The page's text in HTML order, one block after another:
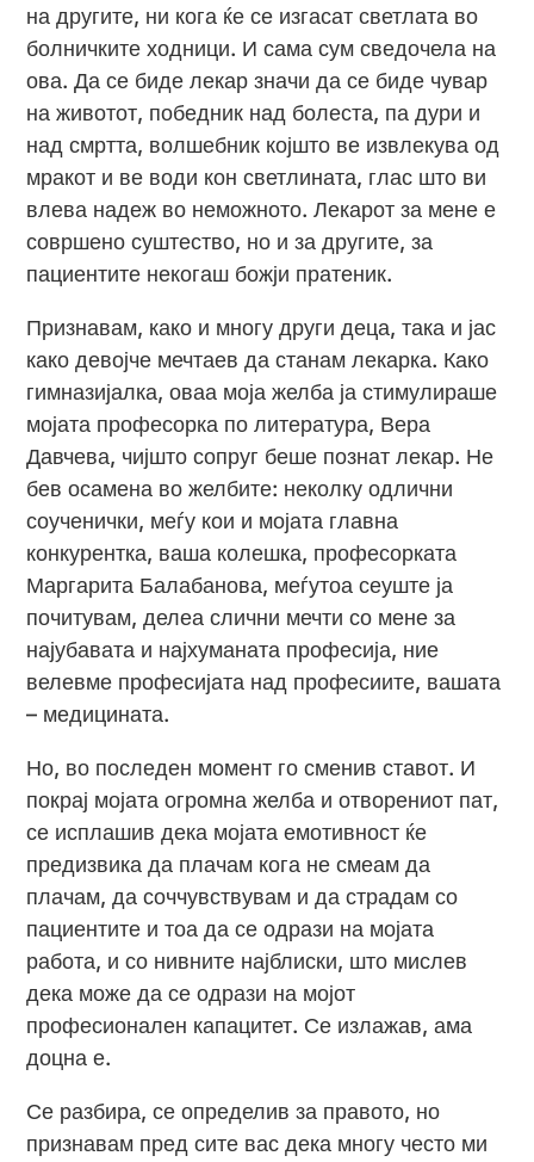
на другите, ни кога ќе се изгасат светлата во
болничките ходници. И сама сум сведочела на
ова. Да се биде лекар значи да се биде чувар
на животот, победник над болеста, па дури и
над смртта, волшебник којшто ве извлекува од
мракот и ве води кон светлината, глас што ви
влева надеж во неможното. Лекарот за мене е
совршено суштество, но и за другите, за
пациентите некогаш божји пратеник.
Признавам, како и многу други деца, така и јас
како девојче мечтаев да станам лекарка. Како
гимназијалка, оваа моја желба ја стимулираше
мојата професорка по литература, Вера
Давчева, чијшто сопруг беше познат лекар. Не
бев осамена во желбите: неколку одлични
соученички, меѓу кои и мојата главна
конкурентка, ваша колешка, професорката
Маргарита Балабанова, меѓутоа сеуште ја
почитувам, делеа слични мечти со мене за
најубавата и најхуманата професија, ние
велевме професијата над професиите, вашата
– медицината.
Но, во последен момент го сменив ставот. И
покрај мојата огромна желба и отворениот пат,
се исплашив дека мојата емотивност ќе
предизвика да плачам кога не смеам да
плачам, да соччувствувам и да страдам со
пациентите и тоа да се одрази на мојата
работа, и со нивните најблиски, што мислев
дека може да се одрази на мојот
професионален капацитет. Се излажав, ама
доцна е.
Се разбира, се определив за правото, но
признавам пред сите вас дека многу често ми